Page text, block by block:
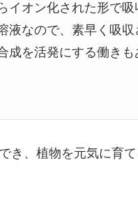
オン化された形で吸
液なので、素早く吸
を活発にする働きも
、植物を元気に育て